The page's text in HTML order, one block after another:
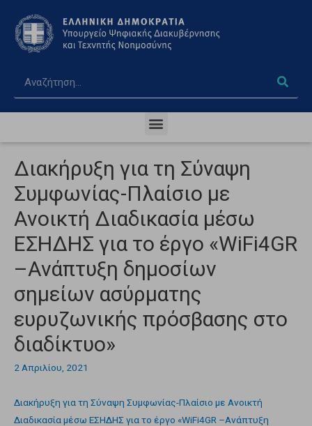
Διακήρυξη για τη Σύναψη
Συμφωνίας-Πλαίσιο με
Ανοικτή Διαδικασία μέσω
ΕΣΗΔΗΣ για το έργο «WiFi4GR
–Ανάπτυξη δημοσίων
σημείων ασύρματης
ευρυζωνικής πρόσβασης στο
διαδίκτυο»
2 Απριλίου, 2021
Διακήρυξη για τη Σύναψη Συμφωνίας-Πλαίσιο με Ανοικτή
Διαδικασία μέσω ΕΣΗΔΗΣ για το έργο «WiFi4GR –Ανάπτυξη